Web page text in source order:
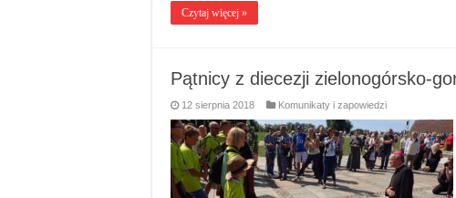
Czytaj więcej »
Pątnicy z diecezji zielonogórsko-
12 sierpnia 2018 Komunikaty i zapowiedzi